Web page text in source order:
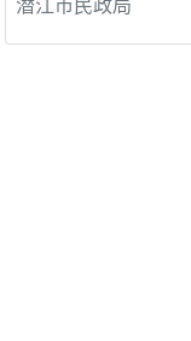
潜江市民政局